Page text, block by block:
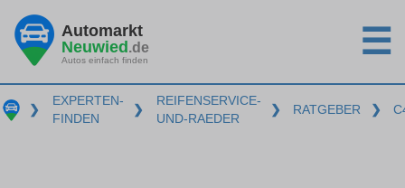
Automarkt
Neuwied.de
Autos einfach finden ☰
❯
EXPERTEN-
FINDEN
❯
REIFENSERVICE-
UND-RAEDER
❯ RATGEBER ❯